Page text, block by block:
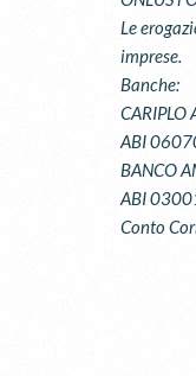
Le
imprese.
Banche:
ABI
BANCO
ABI
Conto